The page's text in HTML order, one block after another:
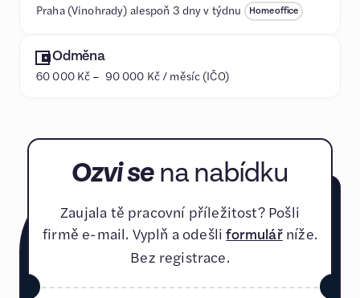
Praha (Vinohrady) alespoň 3 dny v týdnu Home office
Odměna
60 000 Kč – 90 000 Kč / měsíc (IČO)
Ozvi se na nabídku
Zaujala tě pracovní příležitost? Pošli
firmě e-mail. Vyplň a odešliformulářníže.
Bez registrace.